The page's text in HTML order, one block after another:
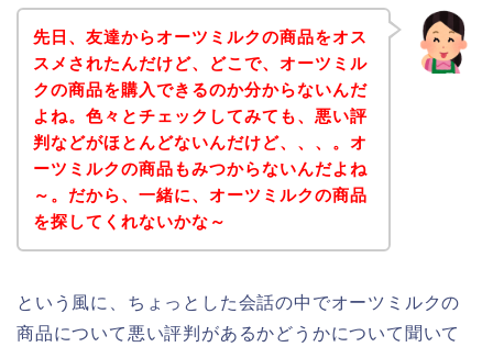
先日、友達からオーツミルクの商品をオス
スメされたんだけど、どこで、オーツミル
クの商品を購入できるのか分からないんだ
よね。色々とチェックしてみても、悪い評
判などがほとんどないんだけど、、、。オ
ーツミルクの商品もみつからないんだよね
～。だから、一緒に、オーツミルクの商品
を探してくれないかな～
という風に、ちょっとした会話の中でオーツミルクの
商品について悪い評判があるかどうかについて聞いて